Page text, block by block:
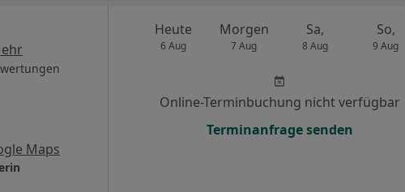
Maps
Heute
6 Aug
Morgen
7 Aug
Sa,
8 Aug
So,
9 Aug
Online-Terminbuchung nicht verfügbar
Terminanfrage senden